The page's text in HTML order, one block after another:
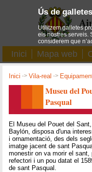
Inici Mapa web
Inici ->Vila-real ->
Museu del
Pasqual
El Museu del Pouet del
Baylón, disposa d'una
i ornamentació, des dels
imatge jacent de sant
monestir on va morir el sant,
refectori i un pou datat el
de sant Pasqual.
Ús de galletes
Utilitzem galletes
els nostres serveis.
considerem que